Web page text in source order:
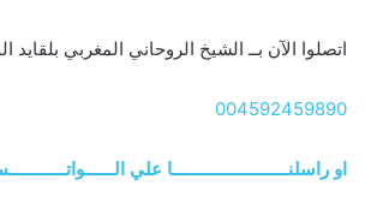
اتصلوا الآن بــ الشيخ الروحاني المغربي بلقايد
004592459890
او راسلنــــــــــــــــــــــــا علي